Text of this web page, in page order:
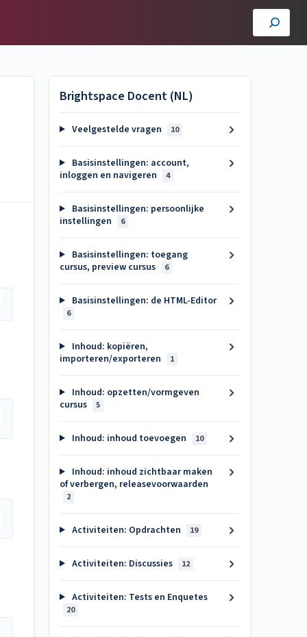
Brightspace Docent (NL)
Veelgestelde vragen 10
Basisinstellingen: account,
inloggen en navigeren
4
Basisinstellingen: persoonlijke
instellingen
6
Basisinstellingen: toegang
cursus, preview cursus
6
Basisinstellingen: de HTML-Editor
6
Inhoud: kopiëren,
importeren/exporteren
1
Inhoud: opzetten/vormgeven
cursus
5
Inhoud: inhoud toevoegen 10
Inhoud: inhoud zichtbaar maken
of verbergen, releasevoorwaarden
2
Activiteiten: Opdrachten 19
Activiteiten: Discussies 12
Activiteiten: Tests en Enquetes
20